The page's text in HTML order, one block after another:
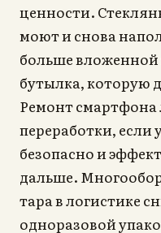
ценности.
моют и снова
больше вложенной
бутылка, которую
Ремонт
переработки,
безопасно и
дальше.
тара в логистике
одноразовой